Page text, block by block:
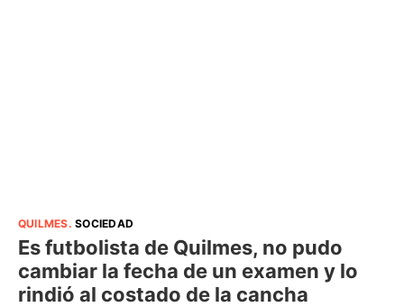
QUILMES.SOCIEDAD
Es futbolista de Quilmes, no pudo
cambiar la fecha de un examen y lo
rindió al costado de la cancha